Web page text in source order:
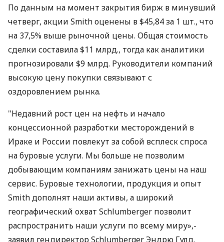
По данным на момент закрытия бирж в минувший
четверг, акции Smith оценены в $45,84 за 1 шт., что
на 37,5% выше рыночной цены. Общая стоимость
сделки составила $11 млрд., тогда как аналитики
прогнозировали $9 млрд. Руководители компаний
высокую цену покупки связывают с
оздоровлением рынка.
"Недавний рост цен на нефть и начало
концессионной разработки месторождений в
Ираке и России повлекут за собой всплеск спроса
на буровые услуги. Мы больше не позволим
добывающим компаниям занижать цены на наш
сервис. Буровые технологии, продукция и опыт
Smith дополнят наши активы, а широкий
географический охват Schlumberger позволит
распространить наши услуги по всему миру»,-
заявил гендиректор Schlumberger Эндрю Гулд.